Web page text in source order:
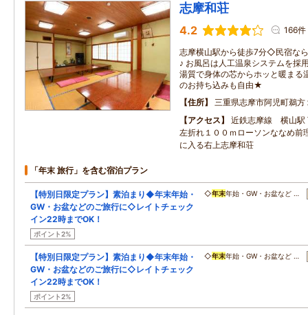
志摩和荘
4.2 166件
志摩横山駅から徒歩7分◇民宿な
♪ お風呂は人工温泉システムを採
湯質で身体の芯からホッと暖まる
のお持ち込みも自由★
住所
三重県志摩市阿児町鵜方
アクセス
近鉄志摩線 横山駅
左折れ１００ｍローソンななめ前
に入る右上志摩和荘
「年末 旅行」を含む宿泊プラン
【特別日限定プラン】素泊まり◆年末年始・
GW・お盆などのご旅行に◇レイトチェック
イン22時までOK！
ポイント2%
◇年末年始・GW・お盆など …
【特別日限定プラン】素泊まり◆年末年始・
GW・お盆などのご旅行に◇レイトチェック
イン22時までOK！
ポイント2%
◇年末年始・GW・お盆など …